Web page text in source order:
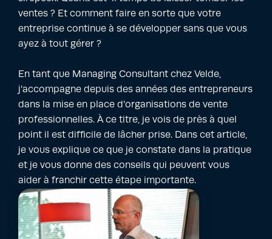
ventes ? Et comment faire en sorte que votre
entreprise continue à se développer sans que vous
ayez à tout gérer ?
En tant que Managing Consultant chez Velde,
j’accompagne depuis des années des entrepreneurs
dans la mise en place d’organisations de vente
professionnelles. À ce titre, je vois de près à quel
point il est difficile de lâcher prise. Dans cet article,
je vous explique ce que je constate dans la pratique
et je vous donne des conseils qui peuvent vous
aider à franchir cette étape importante.